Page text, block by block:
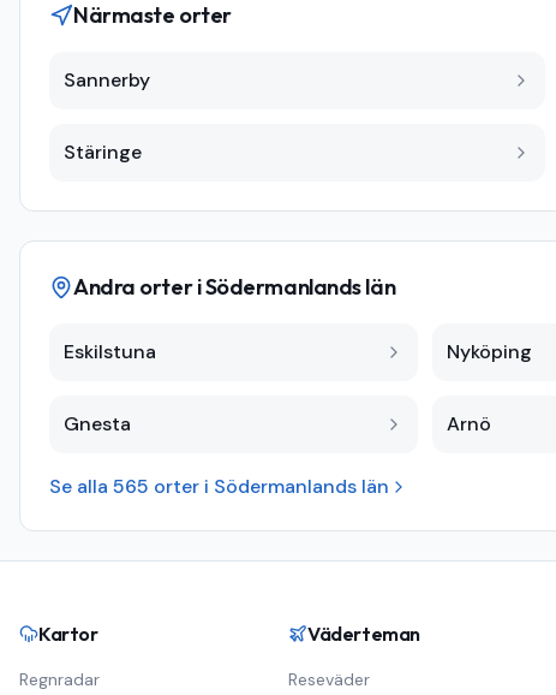
Närmaste orter
Sannerby
Stäringe
Andra orter iSödermanlands län
Eskilstuna Nyköping
Gnesta Arnö
Se alla 565 orter i Södermanlands län
Kartor
Regnradar
Väderteman
Reseväder